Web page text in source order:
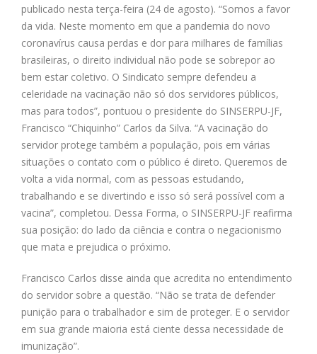
publicado nesta terça-feira (24 de agosto). “Somos a favor
da vida. Neste momento em que a pandemia do novo
coronavírus causa perdas e dor para milhares de famílias
brasileiras, o direito individual não pode se sobrepor ao
bem estar coletivo. O Sindicato sempre defendeu a
celeridade na vacinação não só dos servidores públicos,
mas para todos”, pontuou o presidente do SINSERPU-JF,
Francisco “Chiquinho” Carlos da Silva. “A vacinação do
servidor protege também a população, pois em várias
situações o contato com o público é direto. Queremos de
volta a vida normal, com as pessoas estudando,
trabalhando e se divertindo e isso só será possível com a
vacina”, completou. Dessa Forma, o SINSERPU-JF reafirma
sua posição: do lado da ciência e contra o negacionismo
que mata e prejudica o próximo.
Francisco Carlos disse ainda que acredita no entendimento
do servidor sobre a questão. “Não se trata de defender
punição para o trabalhador e sim de proteger. E o servidor
em sua grande maioria está ciente dessa necessidade de
imunização”.